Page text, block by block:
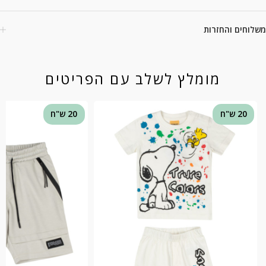
משלוחים והחזרות
מומלץ לשלב עם הפריטים
20 ש"ח 20 ש"ח